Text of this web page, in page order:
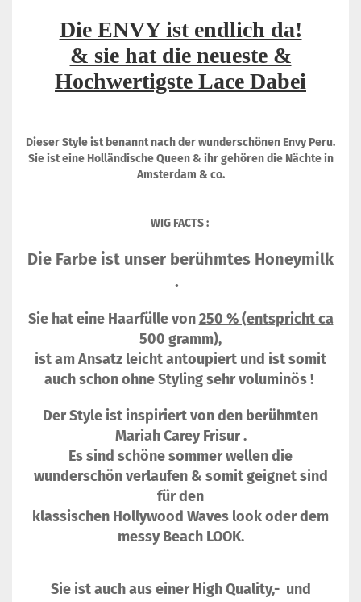
Die ENVY ist endlich da!
& sie hat die neueste &
Hochwertigste Lace Dabei
Dieser Style ist benannt nach der wunderschönen Envy Peru.
Sie ist eine Holländische Queen & ihr gehören die Nächte in
Amsterdam & co.
WIG FACTS :
Die Farbe ist unser berühmtes Honeymilk
.
Sie hat eine Haarfülle von250 % (entspricht ca
500 gramm),
ist am Ansatz leicht antoupiert und ist somit
auch schon ohne Styling sehr voluminös !
Der Style ist inspiriert von den berühmten
Mariah Carey Frisur .
Es sind schöne sommer wellen die
wunderschön verlaufen & somit geignet sind
für den
klassischen Hollywood Waves look oder dem
messy Beach LOOK.
Sie ist auch aus einer High Quality,- und